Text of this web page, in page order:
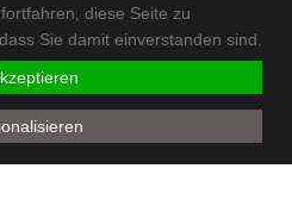
& ANFAHRT
diese Seite zu
Sie damit einverstanden sind.